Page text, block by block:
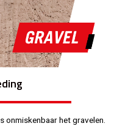
onmiskenbaar het gravelen.